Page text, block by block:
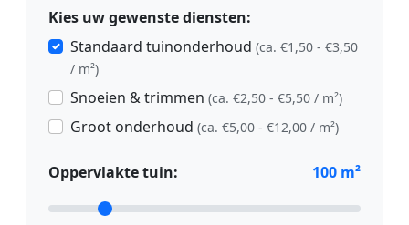
Kies uw gewenste diensten:
Standaard tuinonderhoud (ca. €1,50 - €3,50
/ m²)
Snoeien & trimmen (ca. €2,50 - €5,50 / m²)
Groot onderhoud (ca. €5,00 - €12,00 / m²)
Oppervlakte tuin: 100 m²